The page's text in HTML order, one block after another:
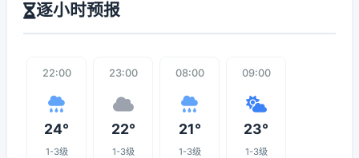
逐小时预报
22:00
24°
1-3级
23:00
22°
1-3级
08:00
21°
1-3级
09:00
23°
1-3级